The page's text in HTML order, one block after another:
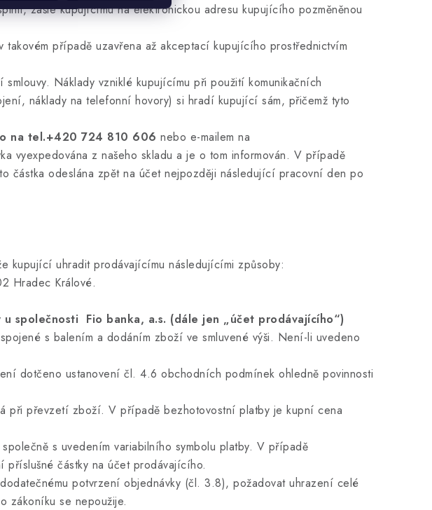
zašle kupujícímu na elektronickou adresu kupujícího pozměněnou
případě uzavřena až akceptací kupujícího prostřednictvím
Náklady vzniklé kupujícímu při použití komunikačních
náklady na telefonní hovory) si hradí kupující sám, přičemž tyto
na tel.+420 724 810 606 nebo e-mailem na
vyexpedována z našeho skladu a je o tom informován. V případě
částka odeslána zpět na účet nejpozději následující pracovní den po
uhradit prodávajícímu následujícími způsoby:
Hradec Králové.
společnosti Fio banka, a.s. (dále jen „účet prodávajícího“)
s balením a dodáním zboží ve smluvené výši. Není-li uvedeno
ustanovení čl. 4.6 obchodních podmínek ohledně povinnosti
převzetí zboží. V případě bezhotovostní platby je kupní cena
s uvedením variabilního symbolu platby. V případě
příslušné částky na účet prodávajícího.
potvrzení objednávky (čl. 3.8), požadovat uhrazení celé
zákoníku se nepoužije.